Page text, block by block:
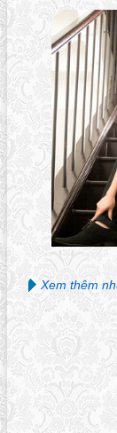
Xem thêm